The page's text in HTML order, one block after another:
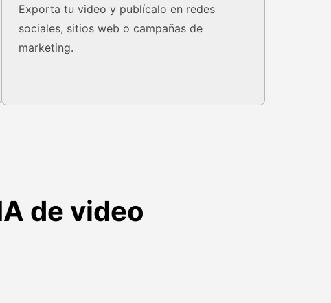
Exporta tu video y publícalo en redes
sociales, sitios web o campañas de
marketing.
de video